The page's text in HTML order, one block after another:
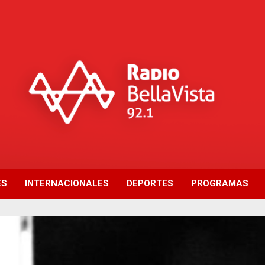
INTERNACIONALES DEPORTES PROGRAMAS